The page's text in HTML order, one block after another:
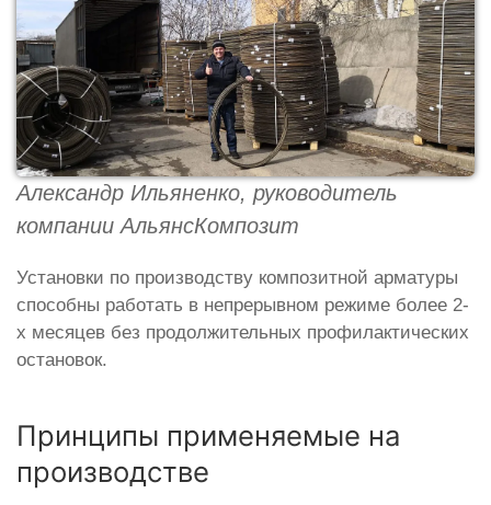
Александр Ильяненко, руководитель
компании АльянсКомпозит
Установки по производству композитной арматуры
способны работать в непрерывном режиме более 2-
х месяцев без продолжительных профилактических
остановок.
Принципы применяемые на
производстве